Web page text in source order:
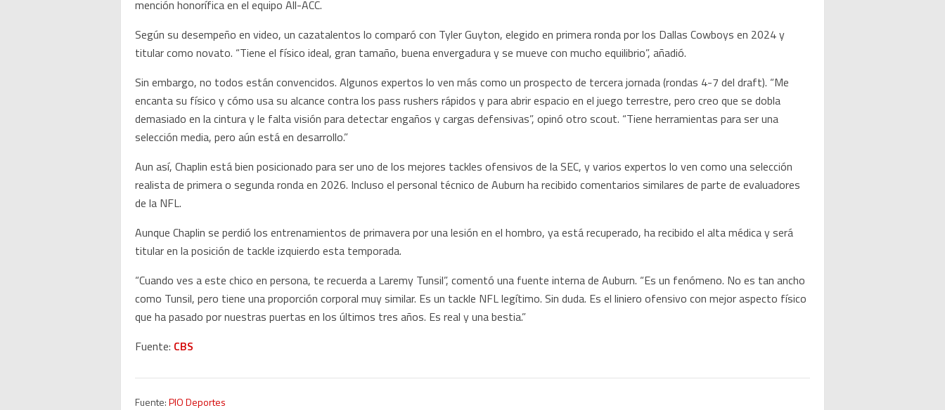
mención honorífica en el equipo All-ACC.
Según su desempeño en video, un cazatalentos lo comparó con Tyler Guyton, elegido en primera ronda por los Dallas Cowboys en 2024 y
titular como novato. “Tiene el físico ideal, gran tamaño, buena envergadura y se mueve con mucho equilibrio”, añadió.
Sin embargo, no todos están convencidos. Algunos expertos lo ven más como un prospecto de tercera jornada (rondas 4-7 del draft). “Me
encanta su físico y cómo usa su alcance contra los pass rushers rápidos y para abrir espacio en el juego terrestre, pero creo que se dobla
demasiado en la cintura y le falta visión para detectar engaños y cargas defensivas”, opinó otro scout. “Tiene herramientas para ser una
selección media, pero aún está en desarrollo.”
Aun así, Chaplin está bien posicionado para ser uno de los mejores tackles ofensivos de la SEC, y varios expertos lo ven como una selección
realista de primera o segunda ronda en 2026. Incluso el personal técnico de Auburn ha recibido comentarios similares de parte de evaluadores
de la NFL.
Aunque Chaplin se perdió los entrenamientos de primavera por una lesión en el hombro, ya está recuperado, ha recibido el alta médica y será
titular en la posición de tackle izquierdo esta temporada.
“Cuando ves a este chico en persona, te recuerda a Laremy Tunsil”, comentó una fuente interna de Auburn. “Es un fenómeno. No es tan ancho
como Tunsil, pero tiene una proporción corporal muy similar. Es un tackle NFL legítimo. Sin duda. Es el liniero ofensivo con mejor aspecto físico
que ha pasado por nuestras puertas en los últimos tres años. Es real y una bestia.”
Fuente: CBS
Fuente:PIO Deportes